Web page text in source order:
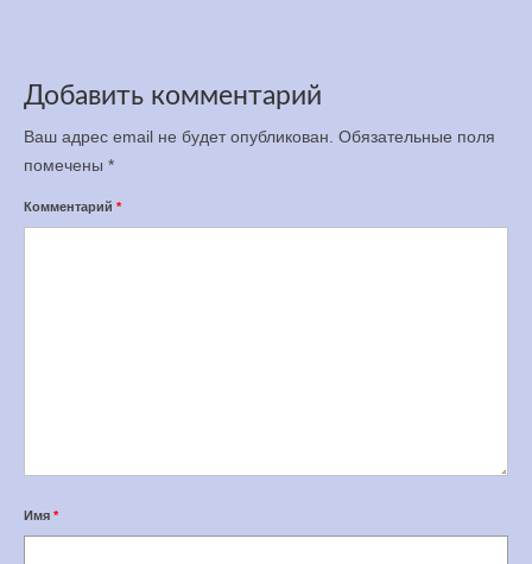
Добавить комментарий
Ваш адрес email не будет опубликован. Обязательные поля
помечены *
Комментарий *
Имя *